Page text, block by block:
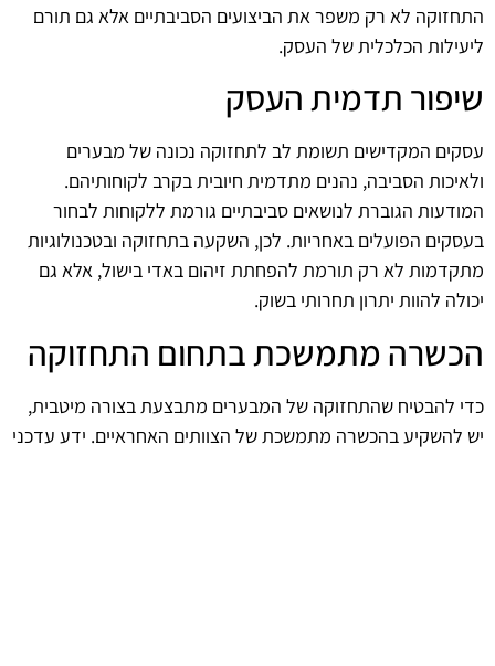
התחזוקה לא רק משפר את הביצועים הסביבתיים אלא גם תורם
ליעילות הכלכלית של העסק.
שיפור תדמית העסק
עסקים המקדישים תשומת לב לתחזוקה נכונה של מבערים
ולאיכות הסביבה, נהנים מתדמית חיובית בקרב לקוחותיהם.
המודעות הגוברת לנושאים סביבתיים גורמת ללקוחות לבחור
בעסקים הפועלים באחריות. לכן, השקעה בתחזוקה ובטכנולוגיות
מתקדמות לא רק תורמת להפחתת זיהום באדי בישול, אלא גם
יכולה להוות יתרון תחרותי בשוק.
הכשרה מתמשכת בתחום התחזוקה
כדי להבטיח שהתחזוקה של המבערים מתבצעת בצורה מיטבית,
יש להשקיע בהכשרה מתמשכת של הצוותים האחראיים. ידע עדכני